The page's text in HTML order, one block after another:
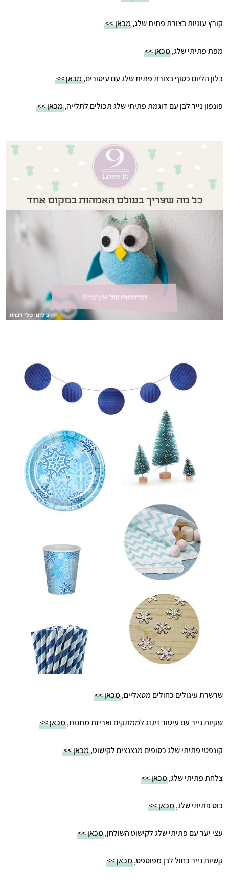
קורץ עוגיות בצורת פתית שלג,מכאן >>
מפת פתיתי שלג,מכאן >>
בלון הליום כסוף בצורת פתית שלג עם עיטורים,מכאן >>
פונפון נייר לבן עם דוגמת פתיתי שלג תכולים לתלייה,מכאן >>
שרשרת עיגולים כחולים מטאליים,מכאן >>
שקיות נייר עם עיטור זיגזג לממתקים ואריזת מתנות,מכאן >>
קונפטי פתיתי שלג כסופים מנצנצים לקישוט,מכאן >>
צלחת פתיתי שלג,מכאן >>
כוס פתיתי שלג,מכאן >>
עצי יער עם פתיתי שלג לקישוט השולחן,מכאן >>
קשיות נייר כחול לבן מפוספס,מכאן >>